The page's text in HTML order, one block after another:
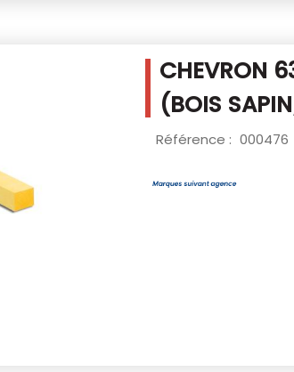
CHEVRON
(BOIS
Référence : 000476